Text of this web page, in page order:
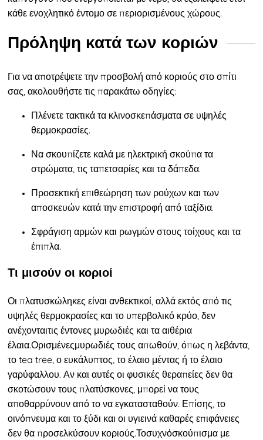
κάθε ενοχλητικό έντομο σε περιορισμένους χώρους.
Πρόληψη κατά των κοριών
Για να αποτρέψετε την προσβολή από κοριούς στο σπίτι
σας, ακολουθήστε τις παρακάτω οδηγίες:
Πλένετε τακτικά τα κλινοσκεπάσματα σε υψηλές
θερμοκρασίες.
Να σκουπίζετε καλά με ηλεκτρική σκούπα τα
στρώματα, τις ταπετσαρίες και τα δάπεδα.
Προσεκτική επιθεώρηση των ρούχων και των
αποσκευών κατά την επιστροφή από ταξίδια.
Σφράγιση αρμών και ρωγμών στους τοίχους και τα
έπιπλα.
Τι μισούν οι κοριοί
Οι πλατυσκώληκες είναι ανθεκτικοί, αλλά εκτός από τις
υψηλές θερμοκρασίες και το υπερβολικό κρύο, δεν
ανέχονταιτις έντονες μυρωδιές και τα αιθέρια
έλαια.Ορισμένεςμυρωδιές τους απωθούν, όπως η λεβάντα,
το tea tree, ο ευκάλυπτος, το έλαιο μέντας ή το έλαιο
γαρύφαλλου. Αν και αυτές οι φυσικές θεραπείες δεν θα
σκοτώσουν τους πλατύσκονες, μπορεί να τους
αποθαρρύνουν από το να εγκατασταθούν. Επίσης, το
οινόπνευμα και το ξύδι και οι υγιεινά καθαρές επιφάνειες
δεν θα προσελκύσουν κοριούς.Τοσυχνόσκούπισμα με